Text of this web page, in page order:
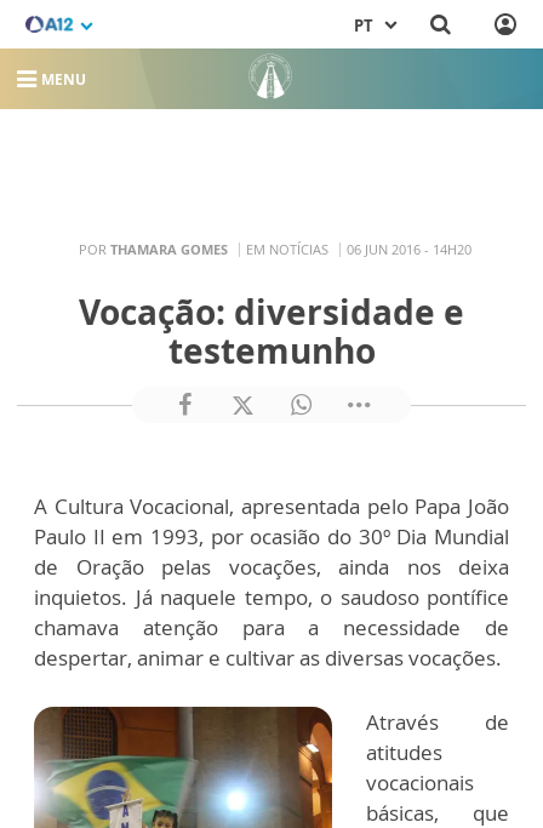
PT
MENU
POR THAMARA GOMES EM NOTÍCIAS 06 JUN 2016 - 14H20
Vocação: diversidade e
testemunho
A Cultura Vocacional, apresentada pelo Papa João
Paulo II em 1993, por ocasião do 30º Dia Mundial
de Oração pelas vocações, ainda nos deixa
inquietos. Já naquele tempo, o saudoso pontífice
chamava atenção para a necessidade de
despertar, animar e cultivar as diversas vocações.
Através de
atitudes
vocacionais
básicas, que